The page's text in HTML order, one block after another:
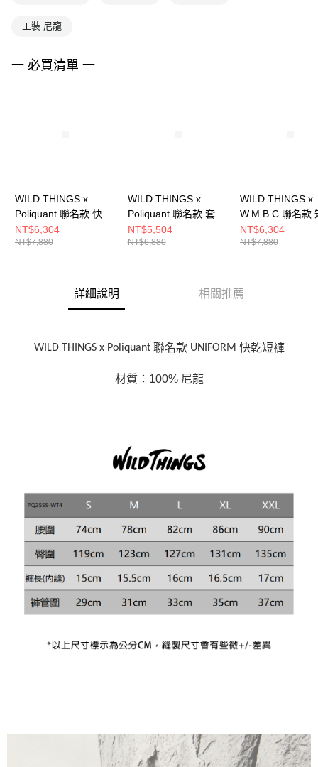
工裝 尼龍
一 必買清單 一
WILD THINGS x
Poliquant 聯名款 快乾
長褲 PMC TRACK 風
暴藍
NT$6,304
NT$7,880
WILD THINGS x
Poliquant 聯名款 套頭
NT$5,504
NT$6,880
WILD THINGS x
W.M.B.C 聯名款
工裝短褲
CARGO 迷彩
NT$6,304
NT$7,880
詳細說明 相關推薦
WILD THINGS x Poliquant 聯名款UNIFORM 快乾短褲
材質：100% 尼龍